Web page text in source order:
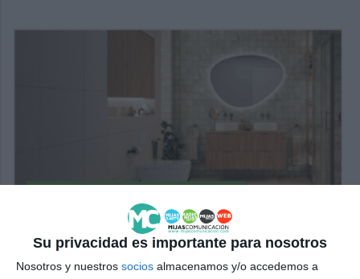
Su privacidad es importante para nosotros
Nosotros y nuestros socios almacenamos y/o accedemos a